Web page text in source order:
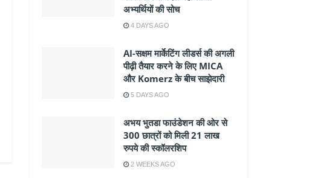
अभ्यर्थियों की सोच
4 DAYS AGO
AI-सक्षम मार्केटिंग लीडर्स की अगली
पीढ़ी तैयार करने के लिए MICA
और Komerz के बीच साझेदारी
5 DAYS AGO
अभय भुतडा फाउंडेशन की ओर से
300 छात्रों को मिली 21 लाख
रुपये की स्कॉलरशिप
2 WEEKS AGO